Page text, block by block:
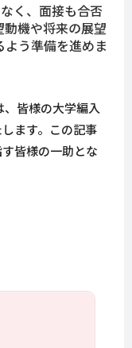
く、面接も合否
機や将来の展望
う準備を進めま
、皆様の大学編入
ます。この記事
皆様の一助とな